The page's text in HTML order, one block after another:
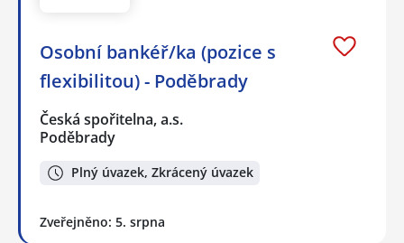
Osobní bankéř/ka (pozice s
flexibilitou) - Poděbrady
Česká spořitelna, a.s.
Poděbrady
Plný úvazek, Zkrácený úvazek
Zveřejněno: 5. srpna